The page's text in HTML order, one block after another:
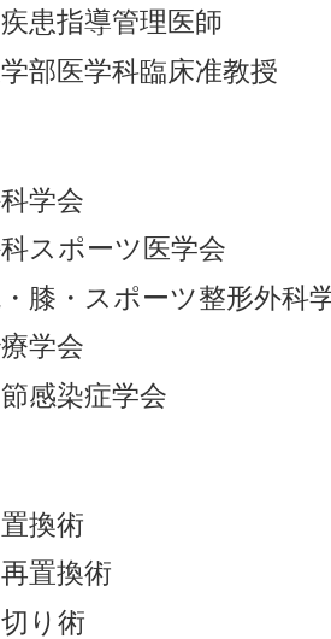
患指導管理医師
部医学科臨床准教授
学会
スポーツ医学会
膝・スポーツ整形外科
学会
感染症学会
換術
置換術
り術